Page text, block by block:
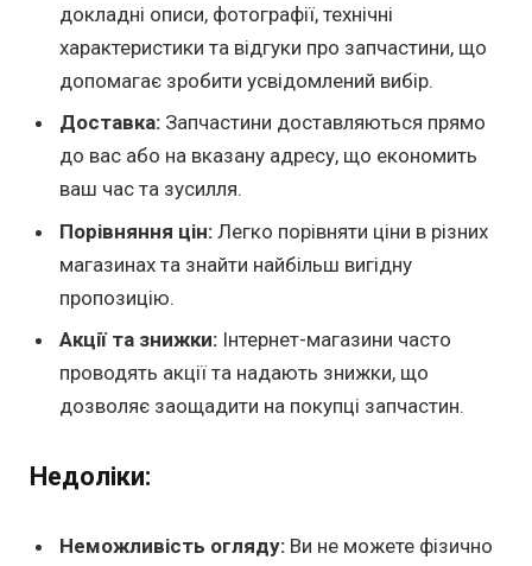
докладні описи, фотографії, технічні
характеристики та відгуки про запчастини, що
допомагає зробити усвідомлений вибір.
Доставка: Запчастини доставляються прямо
до вас або на вказану адресу, що економить
ваш час та зусилля.
Порівняння цін: Легко порівняти ціни в різних
магазинах та знайти найбільш вигідну
пропозицію.
Акції та знижки: Інтернет-магазини часто
проводять акції та надають знижки, що
дозволяє заощадити на покупці запчастин.
Недоліки:
Неможливість огляду: Ви не можете фізично